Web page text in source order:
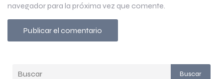
navegador para la próxima vez que comente.
Buscar